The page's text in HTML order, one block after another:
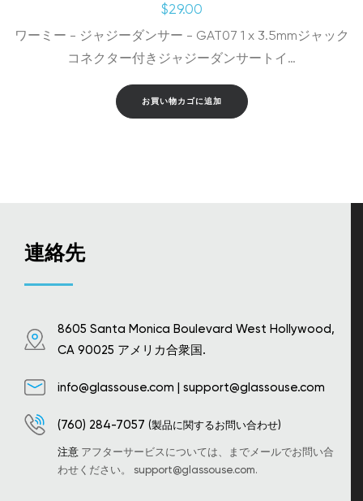
$29.00
ワーミー - ジャジーダンサー - GAT07 1 x 3.5mmジャック
コネクター付きジャジーダンサートイ…
お買い物カゴに追加
連絡先
8605 Santa Monica Boulevard West Hollywood,
CA 90025 アメリカ合衆国.
info@glassouse.com | support@glassouse.com
(760) 284-7057 (製品に関するお問い合わせ)
注意 アフターサービスについては、までメールでお問い合
わせください。 support@glassouse.com.